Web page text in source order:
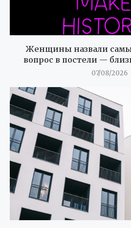
Женщины назвали
вопрос в постели —
07/08/2026